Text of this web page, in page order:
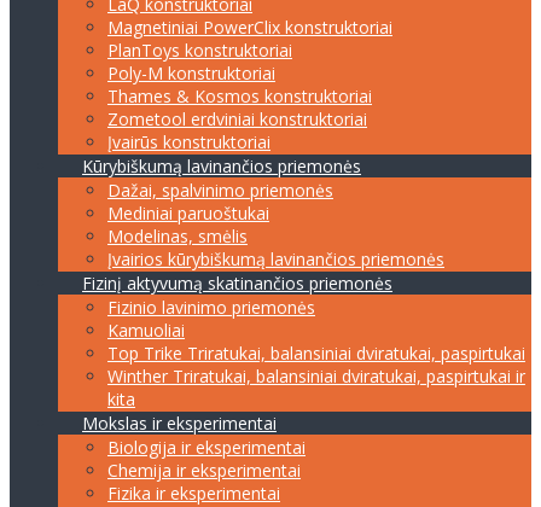
Magnetiniai PowerClix konstruktoriai
PlanToys konstruktoriai
Poly-M konstruktoriai
Thames & Kosmos konstruktoriai
Zometool erdviniai konstruktoriai
Įvairūs konstruktoriai
Kūrybiškumą lavinančios priemonės
Dažai, spalvinimo priemonės
Mediniai paruoštukai
Modelinas, smėlis
Įvairios kūrybiškumą lavinančios priemonės
Fizinį aktyvumą skatinančios priemonės
Fizinio lavinimo priemonės
Kamuoliai
Top Trike Triratukai, balansiniai dviratukai, paspirtukai
Winther Triratukai, balansiniai dviratukai, paspirtukai ir
kita
Mokslas ir eksperimentai
Biologija ir eksperimentai
Chemija ir eksperimentai
Fizika ir eksperimentai